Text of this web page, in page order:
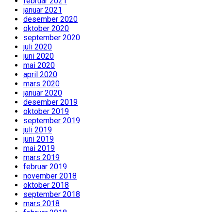
januar 2021
desember 2020
oktober 2020
september 2020
juli 2020
juni 2020
mai 2020
april 2020
mars 2020
januar 2020
desember 2019
oktober 2019
september 2019
juli 2019
juni 2019
mai 2019
mars 2019
februar 2019
november 2018
oktober 2018
september 2018
mars 2018